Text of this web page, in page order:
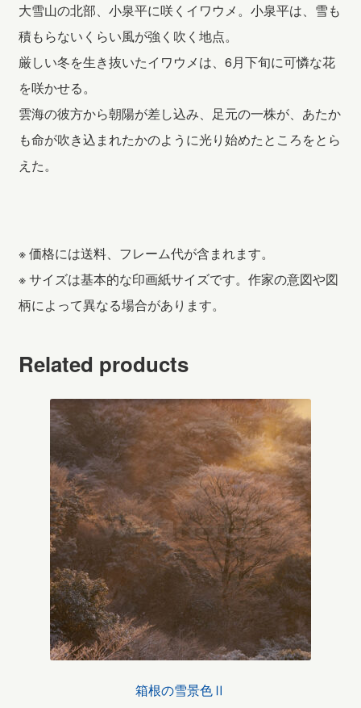
大雪山の北部、小泉平に咲くイワウメ。小泉平は、雪も
積もらないくらい風が強く吹く地点。
厳しい冬を生き抜いたイワウメは、6月下旬に可憐な花
を咲かせる。
雲海の彼方から朝陽が差し込み、足元の一株が、あたか
も命が吹き込まれたかのように光り始めたところをとら
えた。
※ 価格には送料、フレーム代が含まれます。
※ サイズは基本的な印画紙サイズです。作家の意図や図
柄によって異なる場合があります。
Related products
箱根の雪景色Ⅱ